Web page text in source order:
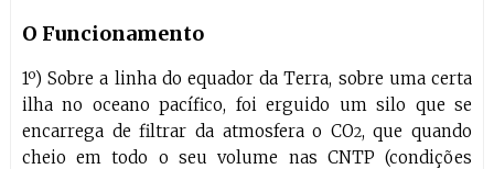
O Funcionamento
1º) Sobre a linha do equador da Terra, sobre uma certa
ilha no oceano pacífico, foi erguido um silo que se
encarrega de filtrar da atmosfera o CO2, que quando
cheio em todo o seu volume nas CNTP (condições